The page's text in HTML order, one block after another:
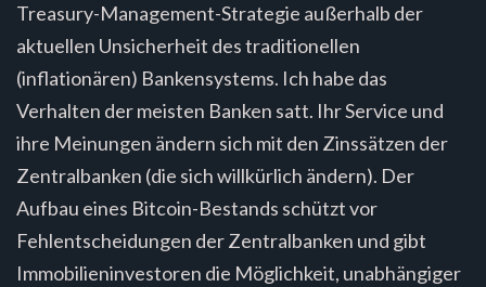
Treasury-Management-Strategie außerhalb der
aktuellen Unsicherheit des traditionellen
(inflationären) Bankensystems. Ich habe das
Verhalten der meisten Banken satt. Ihr Service und
ihre Meinungen ändern sich mit den Zinssätzen der
Zentralbanken (die sich willkürlich ändern). Der
Aufbau eines Bitcoin-Bestands schützt vor
Fehlentscheidungen der Zentralbanken und gibt
Immobilieninvestoren die Möglichkeit, unabhängiger